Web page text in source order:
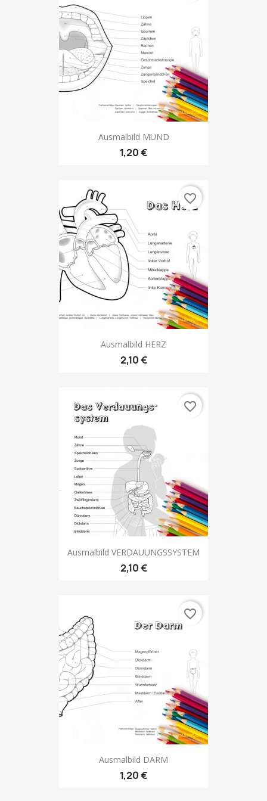
Ausmalbild MUND
1,20 €
Ausmalbild HERZ
2,10 €
favorite_border
Ausmalbild VERDAUUNGSSYSTEM
2,10 €
favorite_border
Ausmalbild DARM
1,20 €
favorite_border